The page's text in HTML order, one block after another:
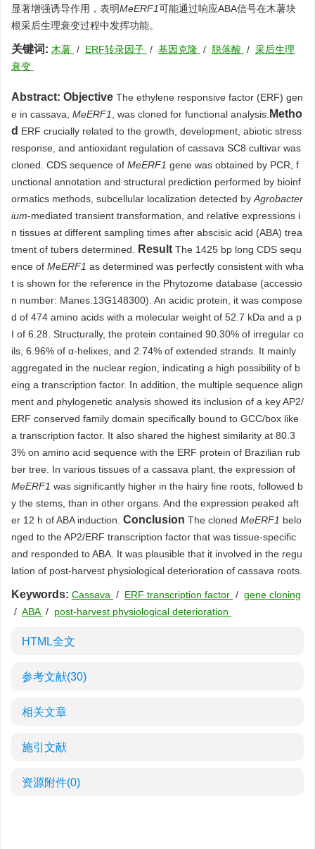
显著增强诱导作用，表明MeERF1可能通过响应ABA信号在木薯块
根采后生理衰变过程中发挥功能。
关键词: 木薯 / ERF转录因子 / 基因克隆 / 脱落酸 / 采后生理
衰变
Abstract: Objective The ethylene responsive factor (ERF) gen
e in cassava, MeERF1 , was cloned for functional analysis. Metho
d ERF crucially related to the growth, development, abiotic stress
response, and antioxidant regulation of cassava SC8 cultivar was
cloned. CDS sequence of MeERF1 gene was obtained by PCR, f
unctional annotation and structural prediction performed by bioinf
ormatics methods, subcellular localization detected by Agrobacter
ium-mediated transient transformation, and relative expressions i
n tissues at different sampling times after abscisic acid (ABA) trea
tment of tubers determined.
Result The 1425 bp long CDS sequ
ence of MeERF1 as determined was perfectly consistent with wha
t is shown for the reference in the Phytozome database (accessio
n number: Manes.13G148300). An acidic protein, it was compose
d of 474 amino acids with a molecular weight of 52.7 kDa and a p
I of 6.28. Structurally, the protein contained 90.30% of irregular co
ils, 6.96% of α-helixes, and 2.74% of extended strands. It mainly
aggregated in the nuclear region, indicating a high possibility of b
eing a transcription factor. In addition, the multiple sequence align
ment and phylogenetic analysis showed its inclusion of a key AP2/
ERF conserved family domain specifically bound to GCC/box like
a transcription factor. It also shared the highest similarity at 80.3
3% on amino acid sequence with the ERF protein of Brazilian rub
ber tree. In various tissues of a cassava plant, the expression of
MeERF1 was significantly higher in the hairy fine roots, followed b
y the stems, than in other organs. And the expression peaked aft
er 12 h of ABA induction. Conclusion The cloned MeERF1 belo
nged to the AP2/ERF transcription factor that was tissue-specific
and responded to ABA. It was plausible that it involved in the regu
lation of post-harvest physiological deterioration of cassava roots.
Keywords: Cassava / ERF transcription factor / gene cloning
/ ABA / post-harvest physiological deterioration
HTML全文
参考文献(30)
相关文章
施引文献
资源附件(0)